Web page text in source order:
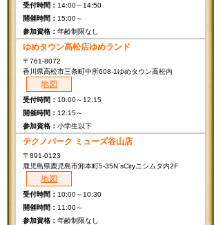
14:00～14:50
15:00～
年齢制限なし
ゆめタウン高松店ゆめランド
〒761-8072
香川県高松市三条町中所608-1ゆめタウン高松内
地図
10:00～12:15
12:15～
小学生以下
テクノパーク ミューズ谷山店
〒891-0123
鹿児島県鹿児島市卸本町5-35N´sCityニシムタ内2F
地図
10:00～10:30
11:00～
年齢制限なし